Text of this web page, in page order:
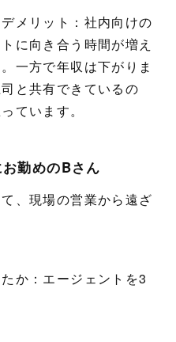
メリット：社内向けの
に向き合う時間が増え
一方で年収は下がりま
と共有できているの
ています。
勤めのBさん
、現場の営業から遠ざ
か：エージェントを3